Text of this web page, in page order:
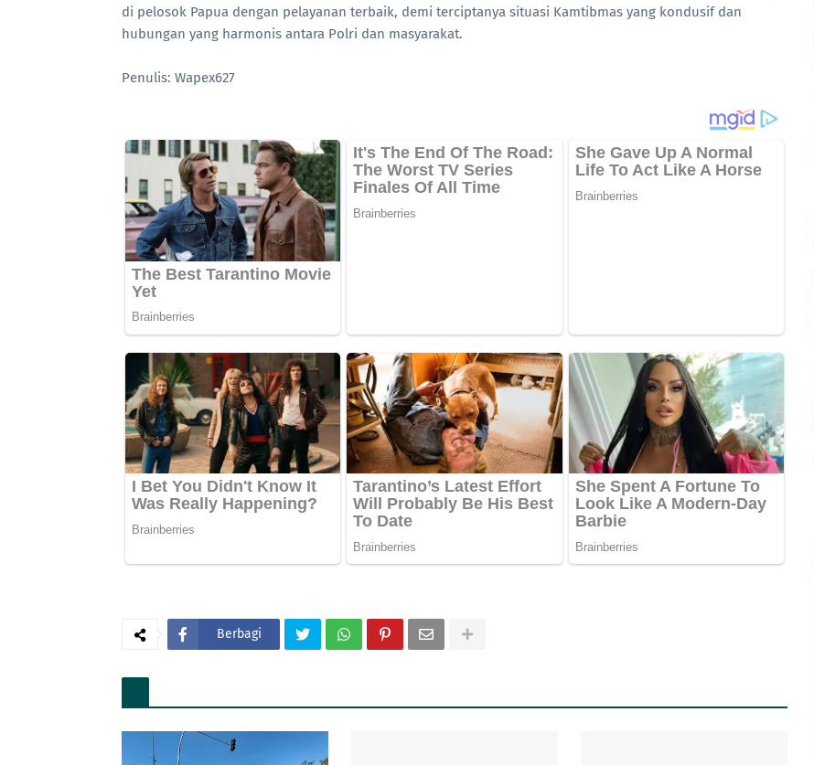
di pelosok Papua dengan pelayanan terbaik, demi terciptanya situasi Kamtibmas yang kondusif dan
hubungan yang harmonis antara Polri dan masyarakat.
Penulis: Wapex627
Berbagi